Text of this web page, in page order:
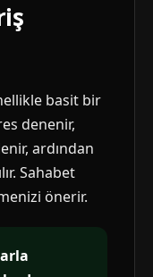
basit bir
denenir,
ardından
Sahabet
önerir.